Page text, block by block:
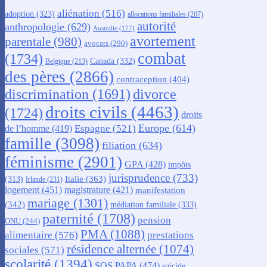
adoption (323) aliénation (516) allocations familiales (207)
anthropologie (629) Australie (177) autorité
parentale (980) avocats (290) avortement
(1734) Belgique (213) Canada (332) combat
des pères (2866) contraception (404)
discrimination (1691) divorce
(1724) droits civils (4463) droits
de l’homme (419) Espagne (521) Europe (614)
famille (3098) filiation (634)
féminisme (2901) GPA (428) impôts
(313) Irlande (231) Italie (363) jurisprudence (733)
logement (451) magistrature (421) manifestation
(342) mariage (1301) médiation familiale (333)
ONU (244) paternité (1708) pension
alimentaire (576) PMA (1088) prestations
sociales (571) résidence alternée (1074)